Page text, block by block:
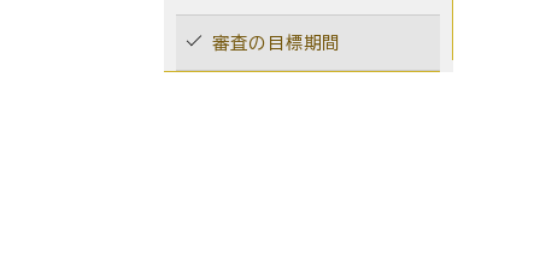
審査の目標期間